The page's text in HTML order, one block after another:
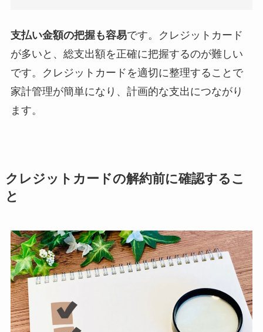
支払い金額の把握も容易です。クレジットカード
が多いと、総支出額を正確に把握するのが難しい
です。クレジットカードを適切に整理することで
家計管理が簡単になり、計画的な支出につながり
ます。
クレジットカードの解約前に確認するこ
と